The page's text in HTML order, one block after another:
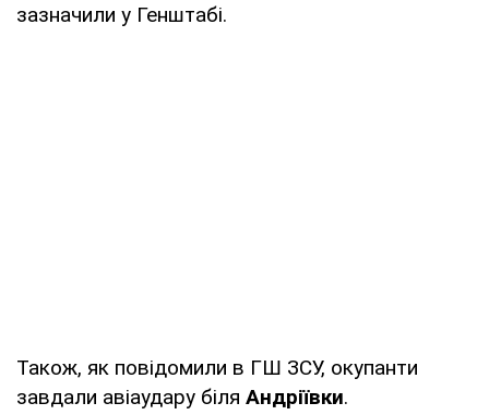
зазначили у Генштабі.
Також, як повідомили в ГШ ЗСУ, окупанти
завдали авіаудару біля Андріївки.